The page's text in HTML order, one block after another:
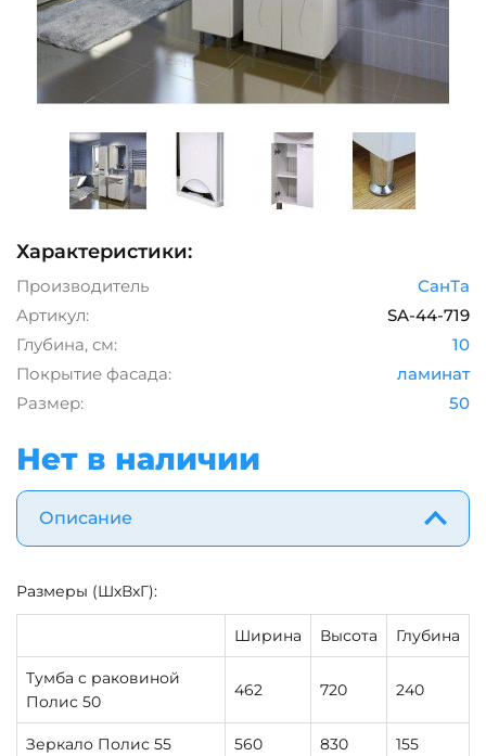
Характеристики:
Производитель
СанТа
Артикул:
SA-44-719
Глубина, см:
10
Покрытие фасада:
ламинат
Размер:
50
Нет в наличии
Описание
Размеры (ШхВхГ):
Ширина Высота Глубина
Тумба с раковиной
Полис 50
462 720 240
Зеркало Полис 55 560 830 155